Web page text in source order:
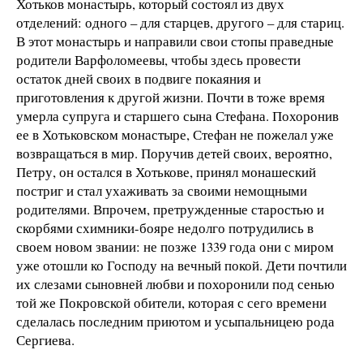
отделений: одного – для старцев, другого – для стариц.
В этот монастырь и направили свои стопы праведные
родители Варфоломеевы, чтобы здесь провести
остаток дней своих в подвиге покаяния и
приготовления к другой жизни. Почти в тоже время
умерла супруга и старшего сына Стефана. Похоронив
ее в Хотьковском монастыре, Стефан не пожелал уже
возвращаться в мир. Поручив детей своих, вероятно,
Петру, он остался в Хотькове, принял монашеский
постриг и стал ухаживать за своими немощными
родителями. Впрочем, претружденные старостью и
скорбями схимники-бояре недолго потрудились в
своем новом звании: не позже 1339 года они с миром
уже отошли ко Господу на вечный покой. Дети почтили
их слезами сыновней любви и похоронили под сенью
той же Покровской обители, которая с сего времени
сделалась последним приютом и усыпальницею рода
Сергиева.